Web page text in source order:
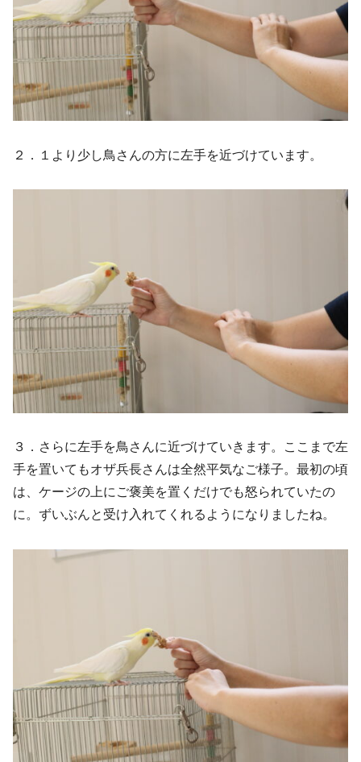
２．１より少し鳥さんの方に左手を近づけています。
３．さらに左手を鳥さんに近づけていきます。ここまで左
手を置いてもオザ兵長さんは全然平気なご様子。最初の頃
は、ケージの上にご褒美を置くだけでも怒られていたの
に。ずいぶんと受け入れてくれるようになりましたね。